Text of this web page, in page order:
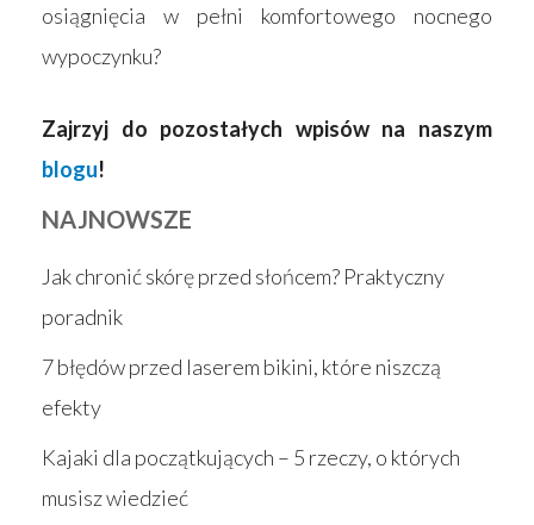
osiągnięcia w pełni komfortowego nocnego
wypoczynku?
Zajrzyj do pozostałych wpisów na naszym
blogu!
NAJNOWSZE
Jak chronić skórę przed słońcem? Praktyczny
poradnik
7 błędów przed laserem bikini, które niszczą
efekty
Kajaki dla początkujących – 5 rzeczy, o których
musisz wiedzieć